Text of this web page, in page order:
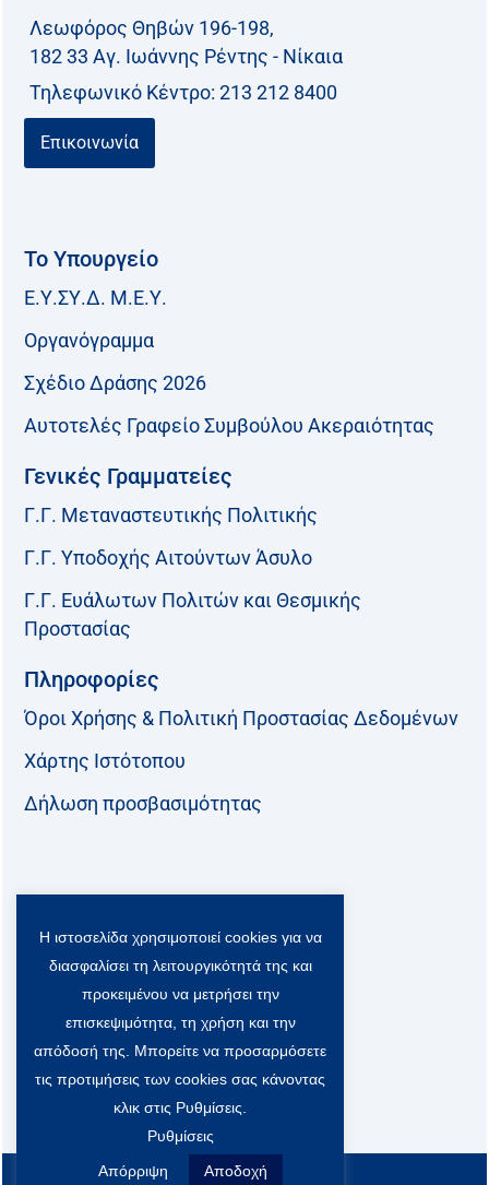
Λεωφόρος Θηβών 196-198,
182 33 Aγ. Ιωάννης Ρέντης - Νίκαια
Τηλεφωνικό Kέντρο: 213 212 8400
Επικοινωνία
Το Υπουργείο
Ε.Υ.ΣΥ.Δ. Μ.Ε.Υ.
Οργανόγραμμα
Σχέδιο Δράσης 2026
Αυτοτελές Γραφείο Συμβούλου Ακεραιότητας
Γενικές Γραμματείες
Γ.Γ. Μεταναστευτικής Πολιτικής
Γ.Γ. Υποδοχής Αιτούντων Άσυλο
Γ.Γ. Ευάλωτων Πολιτών και Θεσμικής
Προστασίας
Πληροφορίες
Όροι Χρήσης & Πολιτική Προστασίας Δεδομένων
Χάρτης Ιστότοπου
Δήλωση προσβασιμότητας
F
a
o
k
T
w
i
t
t
e
r
-
x
c
L
i
n
k
e
d
i
n
Y
o
u
t
u
b
e
Viber Community:
All rights reserved
Η ιστοσελίδα χρησιμοποιεί cookies για να
διασφαλίσει τη λειτουργικότητά της και
προκειμένου να μετρήσει την
επισκεψιμότητα, τη χρήση και την
απόδοσή της. Μπορείτε να προσαρμόσετε
τις προτιμήσεις των cookies σας κάνοντας
κλικ στις Ρυθμίσεις.
Ρυθμίσεις
Απόρριψη Αποδοχή